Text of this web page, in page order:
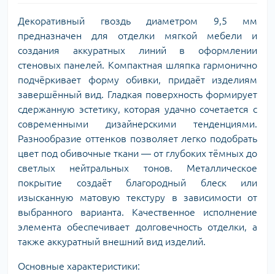
Декоративный гвоздь диаметром 9,5 мм
предназначен для отделки мягкой мебели и
создания аккуратных линий в оформлении
стеновых панелей. Компактная шляпка гармонично
подчёркивает форму обивки, придаёт изделиям
завершённый вид. Гладкая поверхность формирует
сдержанную эстетику, которая удачно сочетается с
современными дизайнерскими тенденциями.
Разнообразие оттенков позволяет легко подобрать
цвет под обивочные ткани — от глубоких тёмных до
светлых нейтральных тонов. Металлическое
покрытие создаёт благородный блеск или
изысканную матовую текстуру в зависимости от
выбранного варианта. Качественное исполнение
элемента обеспечивает долговечность отделки, а
также аккуратный внешний вид изделий.
Основные характеристики: